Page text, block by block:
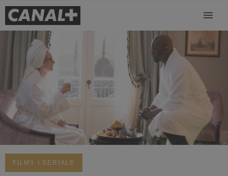
FILMY I SERIALE